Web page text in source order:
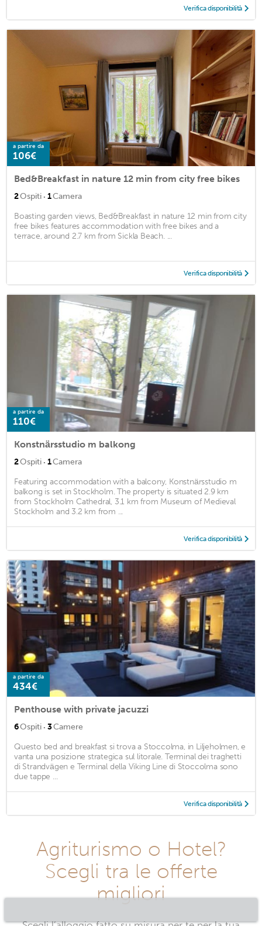
Verifica disponibilità
a partire da
106€
Bed&Breakfast in nature 12 min from city free bikes
2Ospiti · 1Camera
Boasting garden views, Bed&Breakfast in nature 12 min from city
free bikes features accommodation with free bikes and a
terrace, around 2.7 km from Sickla Beach. ...
Verifica disponibilità
a partire da
110€
Konstnärsstudio m balkong
2Ospiti · 1Camera
Featuring accommodation with a balcony, Konstnärsstudio m
balkong is set in Stockholm. The property is situated 2.9 km
from Stockholm Cathedral, 3.1 km from Museum of Medieval
Stockholm and 3.2 km from ...
Verifica disponibilità
a partire da
434€
Penthouse with private jacuzzi
6Ospiti · 3Camere
Questo bed and breakfast si trova a Stoccolma, in Liljeholmen, e
vanta una posizione strategica sul litorale. Terminal dei traghetti
di Strandvägen e Terminal della Viking Line di Stoccolma sono
due tappe ...
Verifica disponibilità
Agriturismo o Hotel?
Scegli tra le offerte
migliori